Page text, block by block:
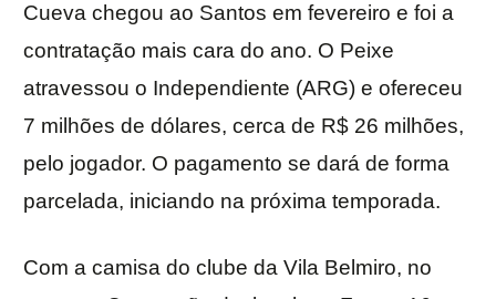
Cueva chegou ao Santos em fevereiro e foi a
contratação mais cara do ano. O Peixe
atravessou o Independiente (ARG) e ofereceu
7 milhões de dólares, cerca de R$ 26 milhões,
pelo jogador. O pagamento se dará de forma
parcelada, iniciando na próxima temporada.
Com a camisa do clube da Vila Belmiro, no